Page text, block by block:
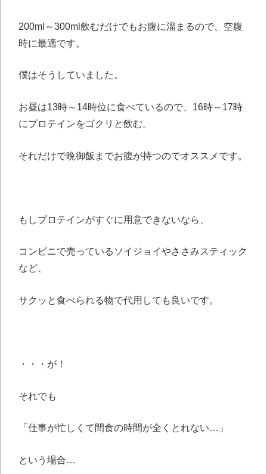
200ml～300ml飲むだけでもお腹に溜まるので、空腹
時に最適です。
僕はそうしていました。
お昼は13時～14時位に食べているので、16時～17時
にプロテインをゴクリと飲む。
それだけで晩御飯までお腹が持つのでオススメです。
もしプロテインがすぐに用意できないなら、
コンビニで売っているソイジョイやささみスティック
など、
サクッと食べられる物で代用しても良いです。
・・・が！
それでも
「仕事が忙しくて間食の時間が全くとれない…」
という場合…